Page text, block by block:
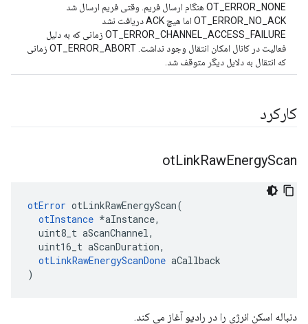
OT_ERROR_NONE هنگام ارسال فریم. وقتی فریم ارسال شد
OT_ERROR_NO_ACK اما هیچ ACK دریافت نشد
OT_ERROR_CHANNEL_ACCESS_FAILURE زمانی که به دلیل
فعالیت در کانال امکان انتقال وجود نداشت. OT_ERROR_ABORT زمانی
که انتقال به دلایل دیگر متوقف شد.
کارکرد
otLinkRawEnergyScan
otError otLinkRawEnergyScan(
otInstance *aInstance,
uint8_t aScanChannel,
uint16_t aScanDuration,
otLinkRawEnergyScanDone aCallback
)
دنباله اسکن انرژی را در رادیو آغاز می کند.